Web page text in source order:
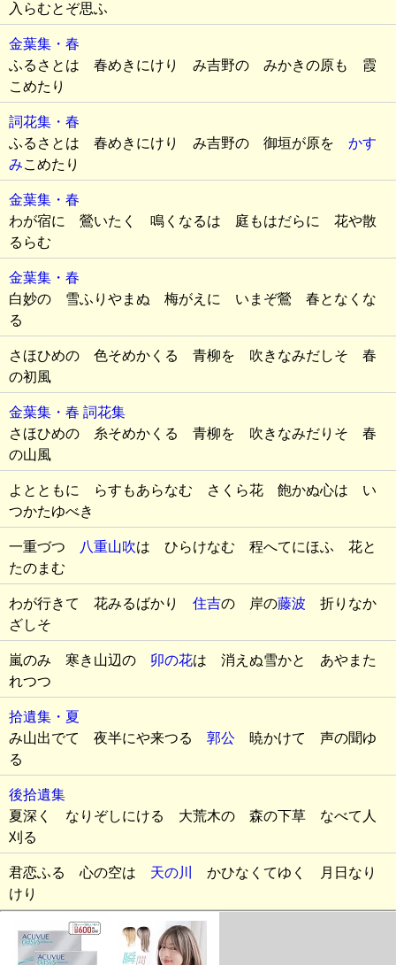
入らむとぞ思ふ
金葉集・春
ふるさとは 春めきにけり み吉野の みかきの原も 霞
こめたり
詞花集・春
ふるさとは 春めきにけり み吉野の 御垣が原を かす
みこめたり
金葉集・春
わが宿に 鶯いたく 鳴くなるは 庭もはだらに 花や散
るらむ
金葉集・春
白妙の 雪ふりやまぬ 梅がえに いまぞ鶯 春となくな
る
さほひめの 色そめかくる 青柳を 吹きなみだしそ 春
の初風
金葉集・春 詞花集
さほひめの 糸そめかくる 青柳を 吹きなみだりそ 春
の山風
よとともに らすもあらなむ さくら花 飽かぬ心は い
つかたゆべき
一重づつ 八重山吹は ひらけなむ 程へてにほふ 花と
たのまむ
わが行きて 花みるばかり 住吉の 岸の藤波 折りなか
ざしそ
嵐のみ 寒き山辺の 卯の花は 消えぬ雪かと あやまた
れつつ
拾遺集・夏
み山出でて 夜半にや来つる 郭公 暁かけて 声の聞ゆ
る
後拾遺集
夏深く なりぞしにける 大荒木の 森の下草 なべて人
刈る
君恋ふる 心の空は 天の川
かひなくてゆく 月日なり
けり